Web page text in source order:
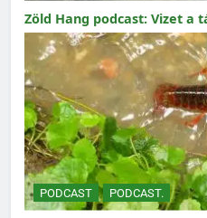
Zöld Hang podcast: Vizet a
PODCAST PODCAST.